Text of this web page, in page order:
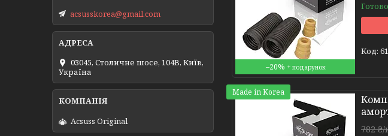
–20%
Made in Korea
782
acsusskorea@gmail.com
03045, Столичне шосе, 104B, Київ,
Україна
Acsuss Original